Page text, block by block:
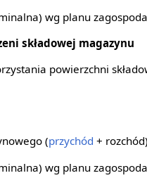
wg planu
składowej magazynu
powierzchni
(przychód +
wg planu